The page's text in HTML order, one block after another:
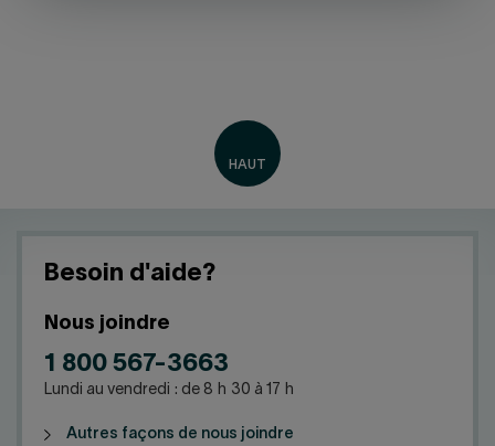
Besoin d'aide?
Nous joindre
1 800 567-3663
Lundi au vendredi : de 8 h 30 à 17 h
Autres façons de nous joindre